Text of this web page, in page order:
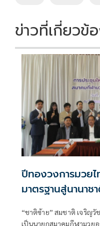
k k
ข่าวที่เกี่ยวข้
ปีทองวงการมวย
มาตรฐานสู่นานาช
“ชาติซ้าย” สมชาติ เจริญวั
เป็นนายกสมาคมกีฬามวย